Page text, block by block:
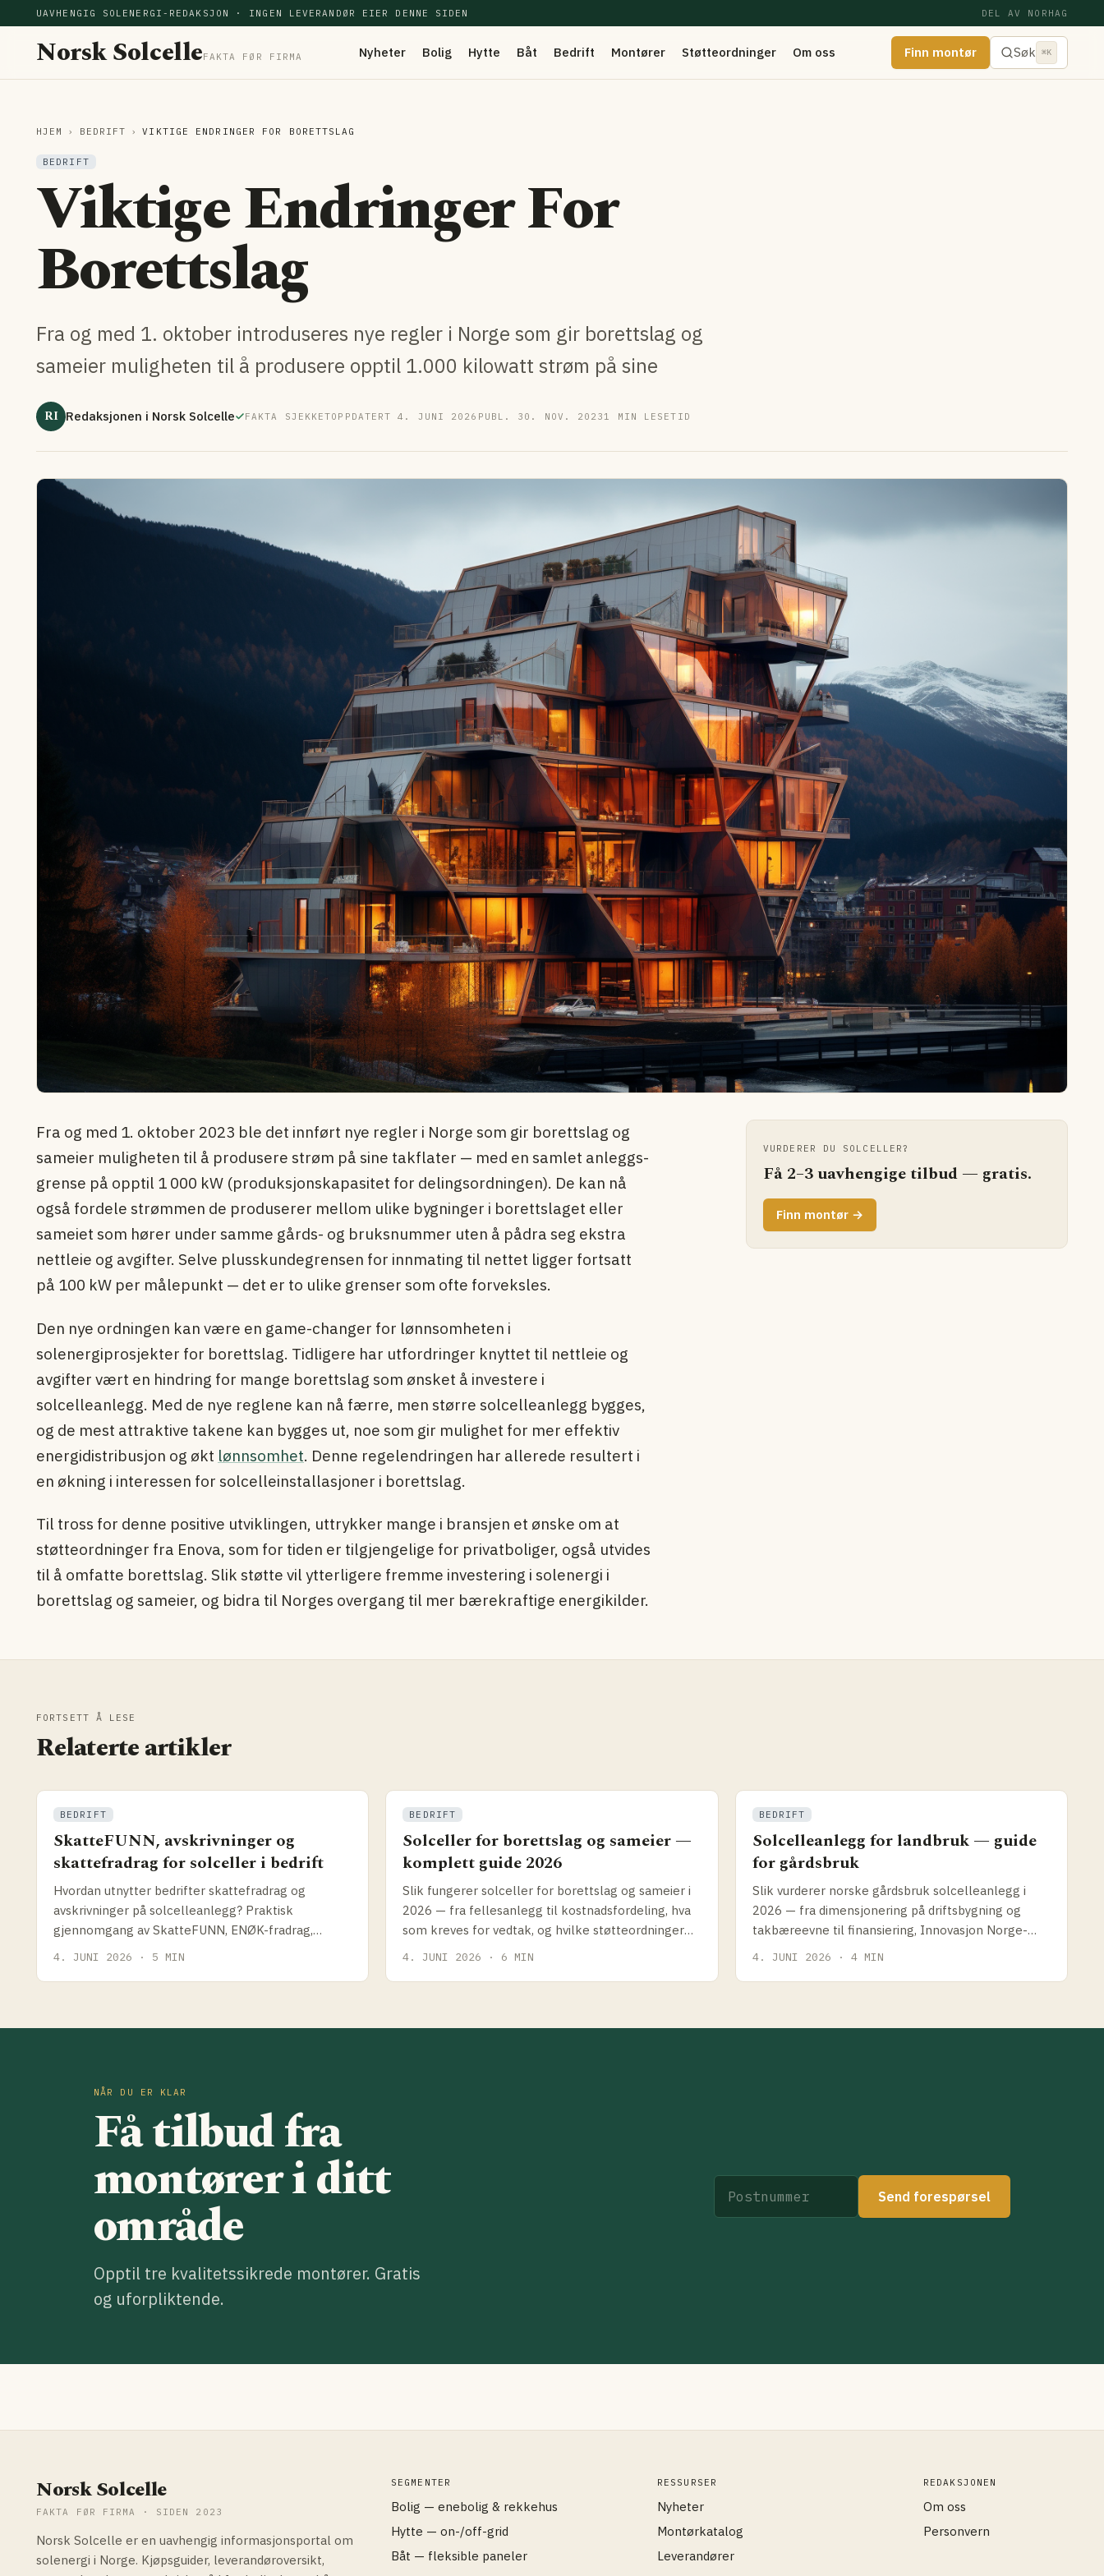
UAVHENGIG SOLENERGI-REDAKSJON · INGEN LEVERANDØR EIER DENNE SIDEN DEL AV NORHAG
Norsk SolcelleFAKTA FØR FIRMA Nyheter Bolig Hytte Båt Bedrift Montører Støtteordninger Om oss Finn montør Søk ⌘K
HJEM › BEDRIFT › VIKTIGE ENDRINGER FOR BORETTSLAG
BEDRIFT
Viktige Endringer For
Borettslag
Fra og med 1. oktober introduseres nye regler i Norge som gir borettslag og
sameier muligheten til å produsere opptil 1.000 kilowatt strøm på sine
RI Redaksjonen i Norsk Solcelle FAKTA SJEKKETOPPDATERT 4. JUNI 2026 PUBL. 30. NOV. 2023 1 MIN LESETID
VURDERER DU SOLCELLER?
Få 2–3 uavhengige tilbud — gratis.
Finn montør →
Fra og med 1. oktober 2023 ble det innført nye regler i Norge som gir borettslag og
sameier muligheten til å produsere strøm på sine takflater — med en samlet anleggs­
grense på opptil 1 000 kW (produksjonskapasitet for delingsordningen). De kan nå
også fordele strømmen de produserer mellom ulike bygninger i borettslaget eller
sameiet som hører under samme gårds- og bruksnummer uten å pådra seg ekstra
nettleie og avgifter. Selve plusskunde­grensen for innmating til nettet ligger fortsatt
på 100 kW per målepunkt — det er to ulike grenser som ofte forveksles.
Den nye ordningen kan være en game-changer for lønnsomheten i
solenergiprosjekter for borettslag. Tidligere har utfordringer knyttet til nettleie og
avgifter vært en hindring for mange borettslag som ønsket å investere i
solcelleanlegg. Med de nye reglene kan nå færre, men større solcelleanlegg bygges,
og de mest attraktive takene kan bygges ut, noe som gir mulighet for mer effektiv
energidistribusjon og økt lønnsomhet. Denne regelendringen har allerede resultert i
en økning i interessen for solcelleinstallasjoner i borettslag.
Til tross for denne positive utviklingen, uttrykker mange i bransjen et ønske om at
støtteordninger fra Enova, som for tiden er tilgjengelige for privatboliger, også utvides
til å omfatte borettslag. Slik støtte vil ytterligere fremme investering i solenergi i
borettslag og sameier, og bidra til Norges overgang til mer bærekraftige energikilder.
FORTSETT Å LESE
Relaterte artikler
BEDRIFT
SkatteFUNN, avskrivninger og
skattefradrag for solceller i bedrift
Hvordan utnytter bedrifter skattefradrag og
avskrivninger på solcelleanlegg? Praktisk
gjennomgang av SkatteFUNN, ENØK-fradrag,
avskrivningssatser og hvordan disse påvirker reell
4. JUNI 2026 · 5 MIN
BEDRIFT
Solceller for borettslag og sameier —
komplett guide 2026
Slik fungerer solceller for borettslag og sameier i
2026 — fra fellesanlegg til kostnadsfordeling, hva
som kreves for vedtak, og hvilke støtteordninger
som faktisk gjelder.
4. JUNI 2026 · 6 MIN
BEDRIFT
Solcelleanlegg for landbruk — guide
for gårdsbruk
Slik vurderer norske gårdsbruk solcelleanlegg i
2026 — fra dimensjonering på driftsbygning og
takbæreevne til finansiering, Innovasjon Norge-
tilskudd og hva som faktisk gir best lønnsomhet for
4. JUNI 2026 · 4 MIN
NÅR DU ER KLAR
Få tilbud fra
montører i ditt
område
Opptil tre kvalitetssikrede montører. Gratis
og uforpliktende.
Send forespørsel
Norsk Solcelle
FAKTA FØR FIRMA · SIDEN 2023
Norsk Solcelle er en uavhengig informasjonsportal om
solenergi i Norge. Kjøpsguider, leverandøroversikt,
SEGMENTER
Bolig — enebolig & rekkehus
Hytte — on-/off-grid
Båt — fleksible paneler
RESSURSER
Nyheter
Montørkatalog
Leverandører
REDAKSJONEN
Om oss
Personvern